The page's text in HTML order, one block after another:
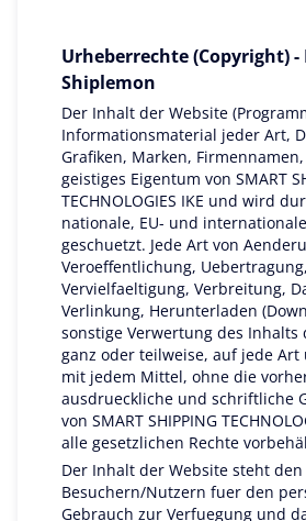
Urheberrechte (Copyright)
Shiplemon
Der Inhalt der Website
Informationsmaterial jeder Art,
Grafiken, Marken,
geistiges Eigentum von SMART
TECHNOLOGIES IKE und wird
nationale, EU- und
geschuetzt. Jede Art von
Veroeffentlichung,
Vervielfaeltigung, Verbreitung,
Verlinkung, Herunterladen
sonstige Verwertung des Inhalts
ganz oder teilweise, auf jede Art
mit jedem Mittel, ohne die
ausdrueckliche und schriftliche
von SMART SHIPPING
alle gesetzlichen Rechte
Der Inhalt der Website steht den
Besuchern/Nutzern fuer den
Gebrauch zur Verfuegung und